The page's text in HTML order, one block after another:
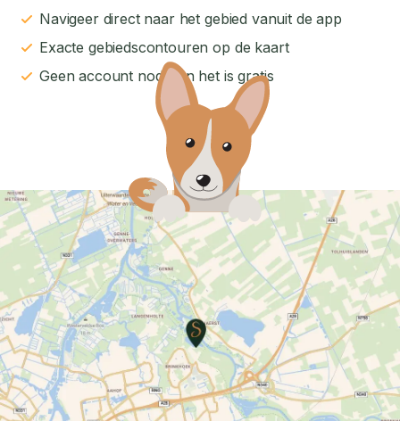
Navigeer direct naar het gebied vanuit de app
Exacte gebiedscontouren op de kaart
Geen account nodig en het is gratis